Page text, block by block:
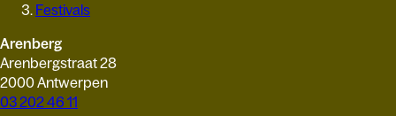
Festivals
Arenberg
Arenbergstraat 28
2000 Antwerpen
03 202 46 11